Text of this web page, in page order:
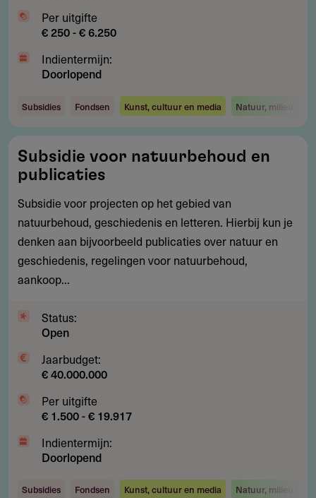
Per uitgifte
€ 250 - € 6.250
Indientermijn:
Doorlopend
Subsidies Fondsen Kunst, cultuur en media Natuur, milieu en
voor
natuurbehoud
en
publicaties
Subsidie voor natuurbehoud en
publicaties
Subsidie voor projecten op het gebied van
natuurbehoud, geschiedenis en letteren. Hierbij kun je
denken aan bijvoorbeeld publicaties over natuur en
geschiedenis, regelingen voor natuurbehoud,
aankoop...
Status:
Open
Jaarbudget:
€ 40.000.000
Per uitgifte
€ 1.500 - € 19.917
Indientermijn:
Doorlopend
Subsidies Fondsen Kunst, cultuur en media Natuur, milieu en